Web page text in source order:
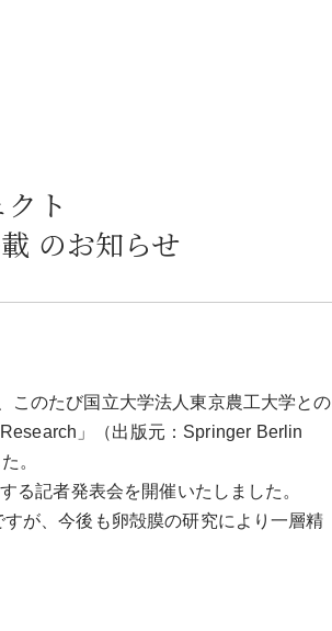
ト
のお知らせ
このたび国立大学法人東京農工大学との
」（出版元：Springer Berlin
。
る記者発表会を開催いたしました。
が、今後も卵殻膜の研究により一層精